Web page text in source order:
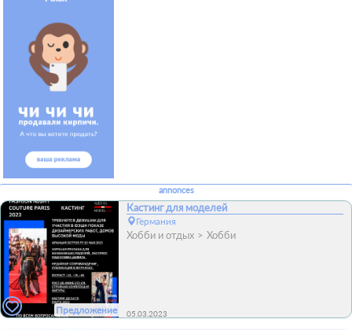
annonces
Предложение
Кастинг для моделей
Германия
Хобби и отдых Хобби
05.03.2023